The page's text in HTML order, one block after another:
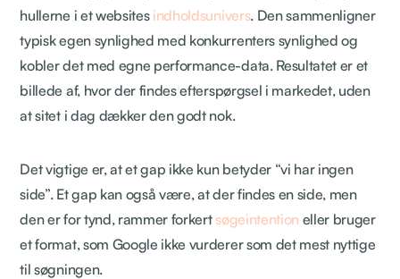
hullerne i et websites indholdsunivers. Den sammenligner
typisk egen synlighed med konkurrenters synlighed og
kobler det med egne performance-data. Resultatet er et
billede af, hvor der findes efterspørgsel i markedet, uden
at sitet i dag dækker den godt nok.
Det vigtige er, at et gap ikke kun betyder “vi har ingen
side”. Et gap kan også være, at der findes en side, men
den er for tynd, rammer forkertsøgeintention eller bruger
et format, som Google ikke vurderer som det mest nyttige
til søgningen.